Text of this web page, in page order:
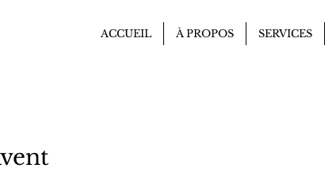
ACCUEIL À PROPOS SERVICES